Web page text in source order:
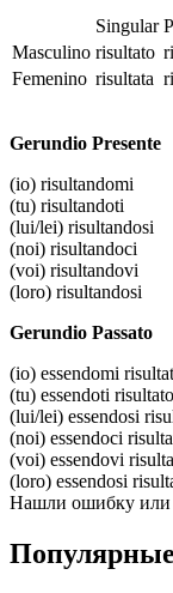
Singular
Masculino risultato
Femenino risultata
Gerundio Presente
(io) risultandomi
(tu) risultandoti
(lui/lei) risultandosi
(noi) risultandoci
(voi) risultandovi
(loro) risultandosi
Gerundio Passato
(io) essendomi
(tu) essendoti
(lui/lei) essendosi
(noi) essendoci
(voi) essendovi
(loro) essendosi
Нашли ошибку или